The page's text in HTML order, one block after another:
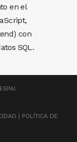
en el
con
SQL.
POLÍTICA DE